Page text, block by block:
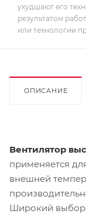
ухудшают его
результатом
или технологии
ОПИСАНИЕ
Вентилятор
применяется
внешней
Широкий выбор